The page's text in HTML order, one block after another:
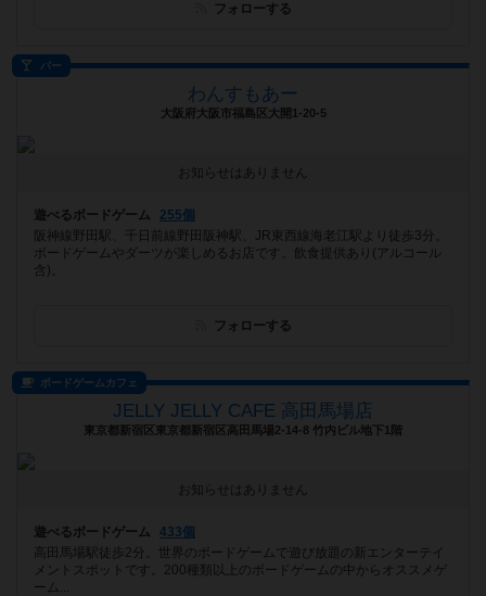
フォローする
バー
わんすもあー
大阪府大阪市福島区大開1-20-5
お知らせはありません
遊べるボードゲーム
255個
阪神線野田駅、千日前線野田阪神駅、JR東西線海老江駅より徒歩3分。
ボードゲームやダーツが楽しめるお店です。飲食提供あり(アルコール
含)。
フォローする
ボードゲームカフェ
JELLY JELLY CAFE 高田馬場店
東京都新宿区東京都新宿区高田馬場2-14-8 竹内ビル地下1階
お知らせはありません
遊べるボードゲーム
433個
高田馬場駅徒歩2分。世界のボードゲームで遊び放題の新エンターテイ
メントスポットです。200種類以上のボードゲームの中からオススメゲ
ーム...